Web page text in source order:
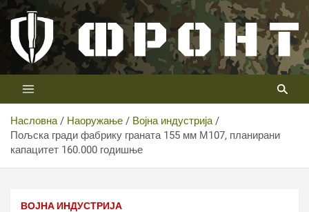
Скип
цонтент
Телевизија ФРОНТ
Први војни канал у Србији
Насловна Наоружање
Војна индустрија
Пољска гради фабрику граната 155 мм М107, планирани
капацитет 160.000 годишње
ВОЈНА ИНДУСТРИЈА